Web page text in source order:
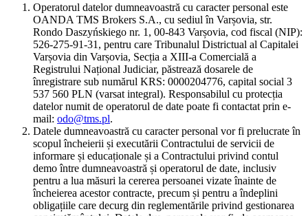
Operatorul datelor dumneavoastră cu caracter personal este
OANDA TMS Brokers S.A., cu sediul în Varșovia, str.
Rondo Daszyńskiego nr. 1, 00-843 Varșovia, cod fiscal (NIP):
526-275-91-31, pentru care Tribunalul Districtual al Capitalei
Varșovia din Varșovia, Secția a XIII-a Comercială a
Registrului Național Judiciar, păstrează dosarele de
înregistrare sub numărul KRS: 0000204776, capital social 3
537 560 PLN (varsat integral). Responsabilul cu protecția
datelor numit de operatorul de date poate fi contactat prin e-
mail: odo@tms.pl.
Datele dumneavoastră cu caracter personal vor fi prelucrate în
scopul încheierii și executării Contractului de servicii de
informare și educaționale și a Contractului privind contul
demo între dumneavoastră și operatorul de date, inclusiv
pentru a lua măsuri la cererea persoanei vizate înainte de
încheierea acestor contracte, precum și pentru a îndeplini
obligațiile care decurg din reglementările privind gestionarea